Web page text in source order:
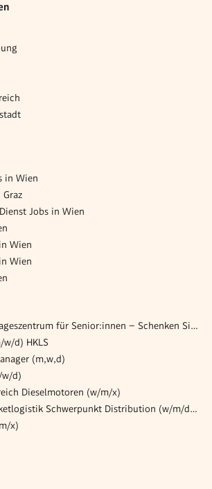
in Wien
Graz
Jobs in Wien
Wien
Wien
Pflegeassistent:in Tageszentrum für Senior:innen – Schenken Sie (sich) Lebensqualität! (26/07/WPB)
d) HKLS
(m,w,d)
w/d)
Dieselmotoren (w/m/x)
Lehre Brief- und Paketlogistik Schwerpunkt Distribution (w/m/d) 6401 Inzing
x)